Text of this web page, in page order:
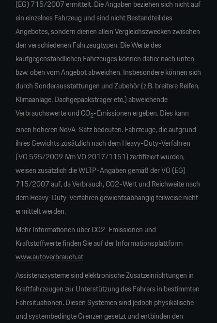
(EG) 715/2007 ermittelt. Die Angaben beziehen sich nicht auf
ein einzelnes Fahrzeug und sind nicht Bestandteil des
Angebotes, sondern dienen allein Vergleichszwecken zwischen
den verschiedenen Fahrzeugtypen. Die Werte des
kaufgegenständlichen Fahrzeuges können daher nach unten
bzw. oben vom Angebot abweichen. Insbesondere können sich
durch Sonderausstattungen und Zubehör (z.B. breitere Reifen,
Klimaanlage, Dachgepäcksträger etc.) abweichende
Verbrauchswerte und CO2-Emissionen ergeben. Dies kann
einen höheren NoVA-Satz bedeuten. Fahrzeuge, die aufgrund
ihres Gewichts zusätzlich nach dem Heavy-Duty-Verfahren
(VO 595/2009 iVm VO 2017/1151) zertifiziert wurden,
weisen zusätzlich die WLTP-Angaben gemäß der VO (EG)
715/2007 auf, da Verbrauch, CO2-Wert und Reichweite nach
dem Heavy-Duty-Verfahren gewichtsabhängig teilweise nicht
ermittelt werden.
Mehr Informationen über CO2-Emissionen und
Kraftstoffwerte finden Sie auf der Informationsplattform
www.autoverbrauch.at
Assistenzsysteme sind elektronische Zusatzeinrichtungen in
Kraftfahrzeugen zur Unterstützung des Fahrers in bestimmten
Fahrsituationen. Diesen Systemen sind jedoch physikalische
und systembedingte Grenzen gesetzt und entbinden den